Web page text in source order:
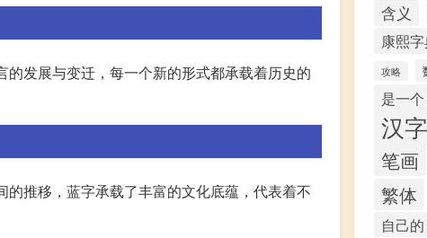
发展与变迁，每一个新的形式都承载着历史的
推移，蓝字承载了丰富的文化底蕴，代表着不
含义
康熙
攻略
是一个
汉字
笔画
繁体
自己的